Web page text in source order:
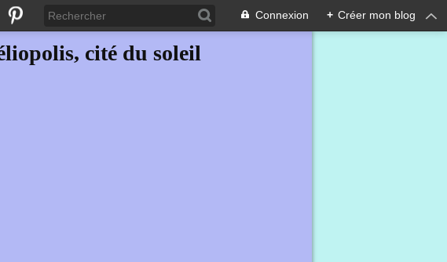
Connexion + Créer mon blog
cité du soleil